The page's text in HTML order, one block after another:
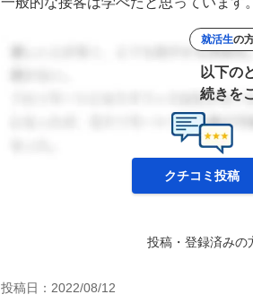
就活生の
以下の
続きを
クチコミ投稿
投稿・登録済みの
投稿日： 2022/08/12